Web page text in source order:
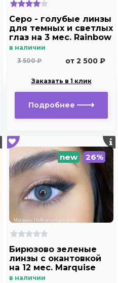
Серо - голубые линзы
для темных и светлых
глаз на 3 мес. Rainbow
Marine Ring Blue с
в наличии
3 500 ₽
от 2 500 ₽
Заказать в 1 клик
Подробнее
new 26%
Бирюзово зеленые
линзы c окантовкой
на 12 мес. Marquise
Hollywood green m2
в наличии